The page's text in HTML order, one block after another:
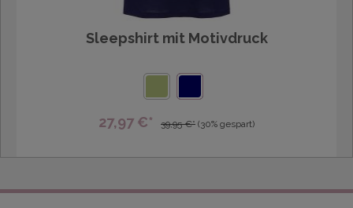
Sleepshirt mit Motivdruck
27,97 €* 39,95 €* (30% gespart)